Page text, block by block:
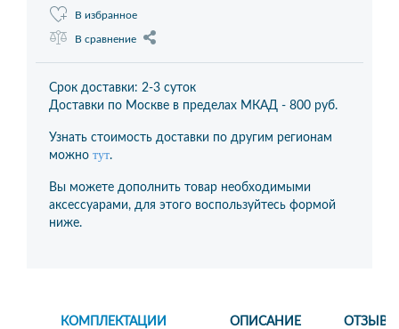
В избранное
В сравнение
Срок доставки: 2-3 суток
Доставки по Москве в пределах МКАД - 800 руб.
Узнать стоимость доставки по другим регионам
можно тут.
Вы можете дополнить товар необходимыми
аксессуарами, для этого воспользуйтесь формой
ниже.
КОМПЛЕКТАЦИИ ОПИСАНИЕ ОТЗЫВЫ